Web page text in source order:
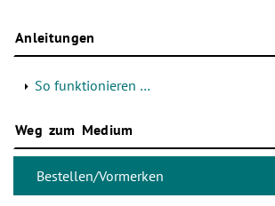
Anleitungen
So funktionieren …
Weg zum Medium